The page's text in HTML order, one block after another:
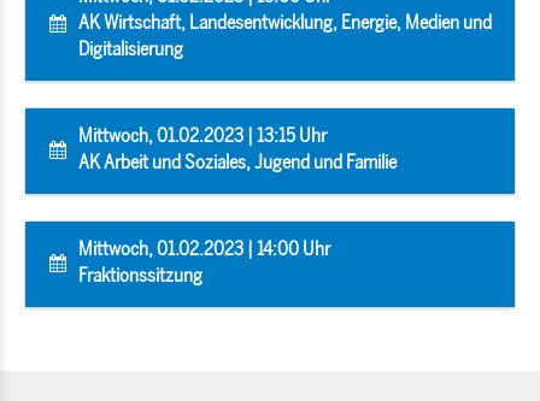
AK Wirtschaft, Landesentwicklung, Energie, Medien und
Digitalisierung
Mittwoch, 01.02.2023 | 13:15 Uhr
AK Arbeit und Soziales, Jugend und Familie
Mittwoch, 01.02.2023 | 14:00 Uhr
Fraktionssitzung